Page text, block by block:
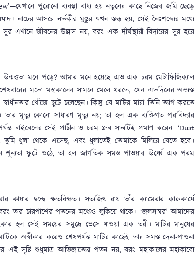
পুরোনো ব্যবস্থা বাধ্য হয় নতুনের কাছে নিজের জমি ছেড়ে
নাচের আসরে নর্তকীর ঘুঙুর যখন স্তব্ধ হয়, সেই নৈঃশব্দ্যের মধ্যে
এখানে জীবনের উল্লাস নয়, বরং এক দীর্ঘস্থায়ী বিদায়ের সুর হয়ে
উন্মত্ততা মনে পড়ে? আমার মনে হয়েছে এও এক চরম মেটাফিজিক্যাল
মতো মহাকালের সামনে মেলে ধরতে, যেন এতদিনের অভ্যস্ত
খোঁজে ছুটে চলেছেন। কিন্তু যে মাটির মায়া তিনি ত্যাগ করতে
তার মৃত্যু কোনো সাধারণ মৃত্যু নয়; তা হল এক ব্যক্তিগত পরাবিদ্যার
বাইবেলের সেই প্রাচীন ও চরম ধ্রুব সত্যটিই প্রমাণ করেন—‘Dust
ধুলা থেকে এসেছ, এবং ধুলাতেই তোমাকে মিলিয়ে যেতে হবে।
যে শূন্যতা ফুটে ওঠে, তা হল জাগতিক সমস্ত পাওয়ার ঊর্ধ্বে এক পরম
দ্বন্দ্বে ক্ষতবিক্ষত। সত্যজিৎ রায় তাঁর ক্যামেরার কারুকার্যে
তার চারপাশের পতনের মধ্যেও লুকিয়ে থাকে। ‘জলসাঘর’ আমাদের
হল সেই সময়ের সমুদ্রে ভেসে যাওয়া এক তরী। মাটির মানুষের
অস্বীকার করেও শেষপর্যন্ত মাটির কাছেই তার সমস্ত দেনা-পাওনা
এই সৃষ্টি শুধুমাত্র আভিজাত্যের পতন নয়, বরং মহাকালের মহাকাব্যে